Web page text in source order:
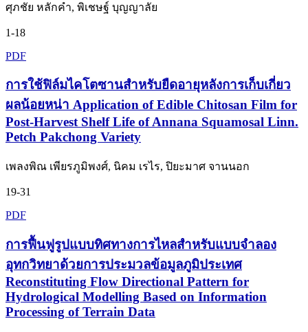
ศุภชัย หลักคำ, พิเชษฐ์ บุญญาลัย
1-18
PDF
การใช้ฟิล์มไคโตซานสำหรับยืดอายุหลังการเก็บเกี่ยว
ผลน้อยหน่า Application of Edible Chitosan Film for
Post-Harvest Shelf Life of Annana Squamosal Linn.
Petch Pakchong Variety
เพลงพิณ เพียรภูมิพงศ์, นิคม เรไร, ปิยะมาศ จานนอก
19-31
PDF
การฟื้นฟูรูปแบบทิศทางการไหลสำหรับแบบจำลอง
อุทกวิทยาด้วยการประมวลข้อมูลภูมิประเทศ
Reconstituting Flow Directional Pattern for
Hydrological Modelling Based on Information
Processing of Terrain Data